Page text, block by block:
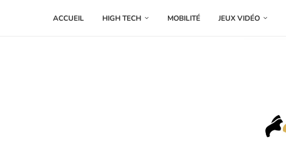
ACCUEIL HIGH TECH MOBILITÉ JEUX VIDÉO